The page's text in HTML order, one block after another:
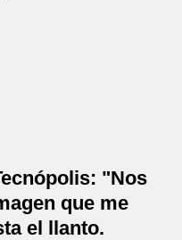
"Nos
que me
el llanto.